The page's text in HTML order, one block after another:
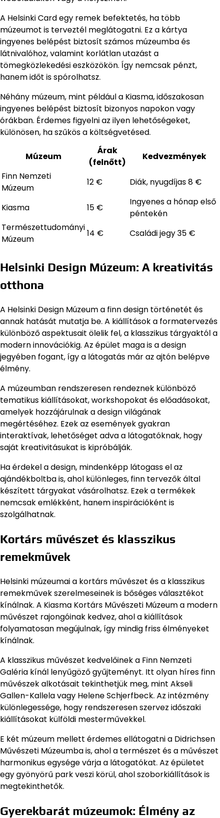
A Helsinki Card egy remek befektetés, ha több
múzeumot is terveztél meglátogatni. Ez a kártya
ingyenes belépést biztosít számos múzeumba és
látnivalóhoz, valamint korlátlan utazást a
tömegközlekedési eszközökön. Így nemcsak pénzt,
hanem időt is spórolhatsz.
Néhány múzeum, mint például a Kiasma, időszakosan
ingyenes belépést biztosít bizonyos napokon vagy
órákban. Érdemes figyelni az ilyen lehetőségeket,
különösen, ha szűkös a költségvetésed.
Múzeum
Árak
(felnőtt)
Kedvezmények
Finn Nemzeti
Múzeum
12 € Diák, nyugdíjas 8 €
Kiasma 15 €
Ingyenes a hónap első
péntekén
Természettudományi
Múzeum
14 € Családi jegy 35 €
Helsinki Design Múzeum: A kreativitás
otthona
A Helsinki Design Múzeum a finn design történetét és
annak hatását mutatja be. A kiállítások a formatervezés
különböző aspektusait ölelik fel, a klasszikus tárgyaktól a
modern innovációkig. Az épület maga is a design
jegyében fogant, így a látogatás már az ajtón belépve
élmény.
A múzeumban rendszeresen rendeznek különböző
tematikus kiállításokat, workshopokat és előadásokat,
amelyek hozzájárulnak a design világának
megértéséhez. Ezek az események gyakran
interaktívak, lehetőséget adva a látogatóknak, hogy
saját kreativitásukat is kipróbálják.
Ha érdekel a design, mindenképp látogass el az
ajándékboltba is, ahol különleges, finn tervezők által
készített tárgyakat vásárolhatsz. Ezek a termékek
nemcsak emlékként, hanem inspirációként is
szolgálhatnak.
Kortárs művészet és klasszikus
remekművek
Helsinki múzeumai a kortárs művészet és a klasszikus
remekművek szerelmeseinek is bőséges választékot
kínálnak. A Kiasma Kortárs Művészeti Múzeum a modern
művészet rajongóinak kedvez, ahol a kiállítások
folyamatosan megújulnak, így mindig friss élményeket
kínálnak.
A klasszikus művészet kedvelőinek a Finn Nemzeti
Galéria kínál lenyűgöző gyűjteményt. Itt olyan híres finn
művészek alkotásait tekinthetjük meg, mint Akseli
Gallen-Kallela vagy Helene Schjerfbeck. Az intézmény
különlegessége, hogy rendszeresen szervez időszaki
kiállításokat külföldi mesterművekkel.
E két múzeum mellett érdemes ellátogatni a Didrichsen
Művészeti Múzeumba is, ahol a természet és a művészet
harmonikus egysége várja a látogatókat. Az épületet
egy gyönyörű park veszi körül, ahol szoborkiállítások is
megtekinthetők.
Gyerekbarát múzeumok: Élmény az